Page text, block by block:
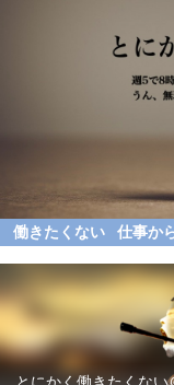
働きたくない 仕事か